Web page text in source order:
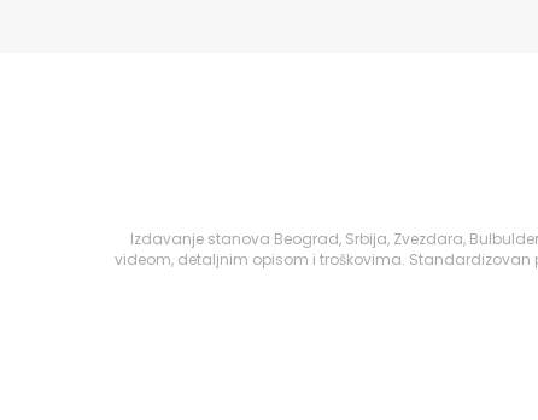
Izdavanje stanova Beograd, Srbija, Zvezdara,
videom, detaljnim opisom i troškovima.